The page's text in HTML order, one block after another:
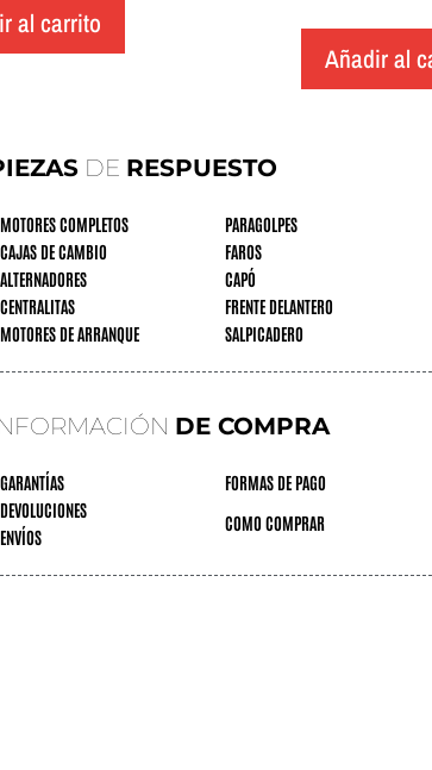
al carrito
Añadir al
DE RESPUESTO
MOTORES COMPLETOS
CAJAS DE CAMBIO
ALTERNADORES
CENTRALITAS
MOTORES DE ARRANQUE
PARAGOLPES
FAROS
CAPÓ
FRENTE DELANTERO
SALPICADERO
DE COMPRA
GARANTÍAS
DEVOLUCIONES
ENVÍOS
FORMAS DE PAGO
COMO COMPRAR